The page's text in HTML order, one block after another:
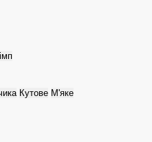
Кутове М'яке